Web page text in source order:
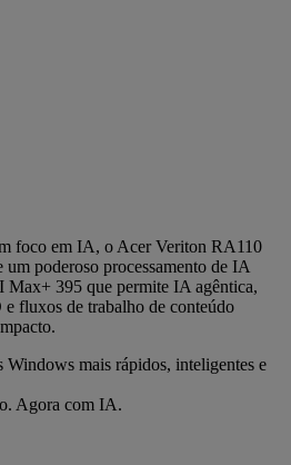
foco em IA, o Acer Veriton RA110
poderoso processamento de IA
395 que permite IA agêntica,
fluxos de trabalho de conteúdo
Windows mais rápidos, inteligentes e
Agora com IA.